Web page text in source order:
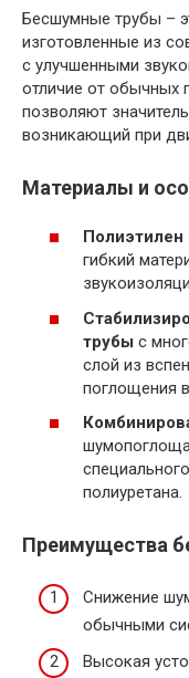
Бесшумные трубы –
изготовленные из
с улучшенными
отличие от обычных
позволяют
возникающий при
Материалы и
Полиэтилен
гибкий
трубы с
слой из
поглощения
полиуретана.
Преимущества
Снижение
обычными
Высокая